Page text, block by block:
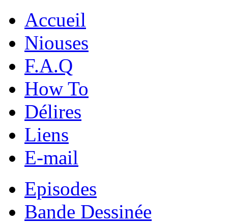
Accueil
Niouses
F.A.Q
How To
Délires
Liens
E-mail
Episodes
Bande Dessinée